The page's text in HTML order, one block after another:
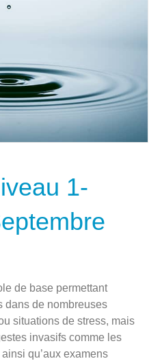
1-
de base permettant
dans de nombreuses
situations de stress, mais
invasifs comme les
qu’aux examens